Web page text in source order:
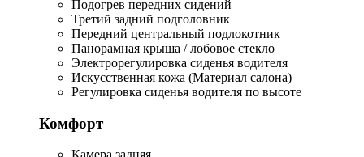
Подогрев передних сидений
Третий задний подголовник
Передний центральный подлокотник
Панорамная крыша / лобовое стекло
Электрорегулировка сиденья водителя
Искусственная кожа (Материал салона)
Регулировка сиденья водителя по высоте
Комфорт